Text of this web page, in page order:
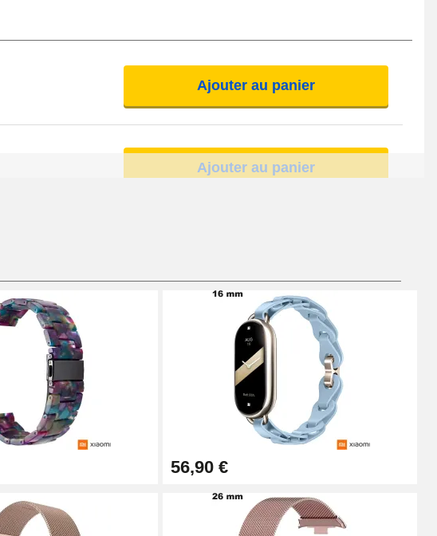
Ajouter au panier
Ajouter au panier
Ajouter au panier
Ajouter au panier
Ajouter au panier
56,90 €